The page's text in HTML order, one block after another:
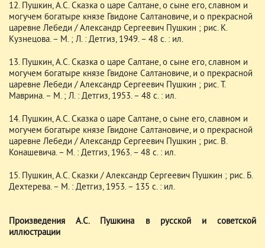
12. Пушкин, А.С. Сказка о царе Салтане, о сыне его, славном и
могучем богатыре князе Гвидоне Салтановиче, и о прекрасной
царевне Лебеди / Александр Сергеевич Пушкин ; рис. К.
Кузнецова. – М. ; Л. : Детгиз, 1949. – 48 с. : ил.
13. Пушкин, А.С. Сказка о царе Салтане, о сыне его, славном и
могучем богатыре князе Гвидоне Салтановиче, и о прекрасной
царевне Лебеди / Александр Сергеевич Пушкин ; рис. Т.
Маврина. – М. ; Л. : Детгиз, 1953. – 48 с. : ил.
14. Пушкин, А.С. Сказка о царе Салтане, о сыне его, славном и
могучем богатыре князе Гвидоне Салтановиче, и о прекрасной
царевне Лебеди / Александр Сергеевич Пушкин ; рис. В.
Конашевича. – М. : Детгиз, 1963. – 48 с. : ил.
15. Пушкин, А.С. Сказки / Александр Сергеевич Пушкин ; рис. Б.
Дехтерева. – М. : Детгиз, 1953. – 135 с. : ил.
Произведения А.С. Пушкина в русской и советской
иллюстрации